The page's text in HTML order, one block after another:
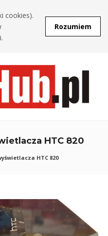
cookies).
Rozumiem
HTC 820
HTC 820